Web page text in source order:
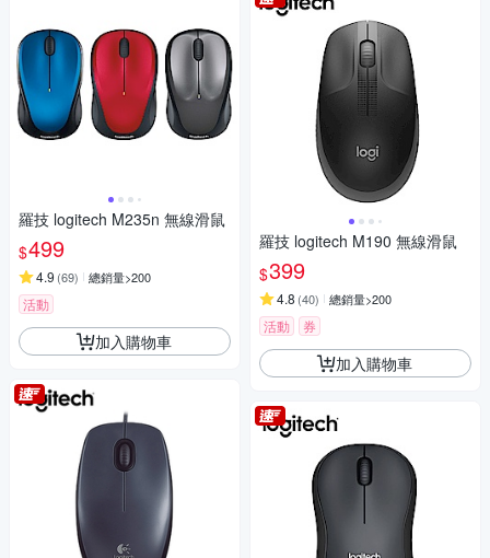
羅技 logitech M235n 無線滑鼠
$499
4.9 (69) 總銷量>200
活動
加入購物車
羅技 logitech M190 無線滑鼠
$399
4.8 (40) 總銷量>200
活動 券
加入購物車